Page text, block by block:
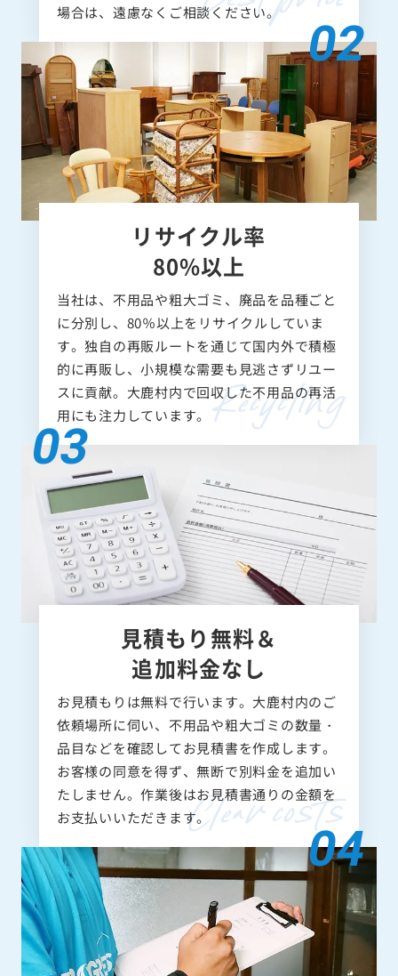
場合は、遠慮なくご相談ください。
リサイクル率
80%以上
当社は、不用品や粗大ゴミ、廃品を品種ごと
に分別し、80％以上をリサイクルしていま
す。独自の再販ルートを通じて国内外で積極
的に再販し、小規模な需要も見逃さずリユー
スに貢献。大鹿村内で回収した不用品の再活
用にも注力しています。
見積もり無料＆
追加料金なし
お見積もりは無料で行います。大鹿村内のご
依頼場所に伺い、不用品や粗大ゴミの数量・
品目などを確認してお見積書を作成します。
お客様の同意を得ず、無断で別料金を追加い
たしません。作業後はお見積書通りの金額を
お支払いいただきます。